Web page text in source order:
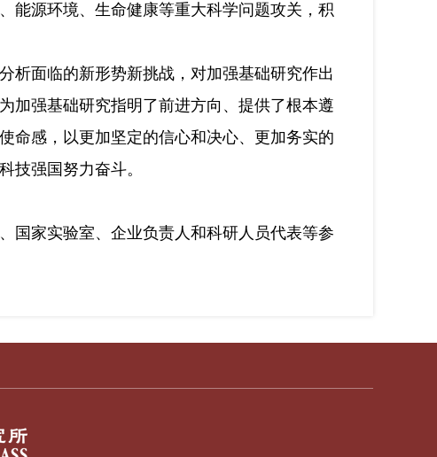
源环境、生命健康等重大科学问题攻关，积
面临的新形势新挑战，对加强基础研究作出
加强基础研究指明了前进方向、提供了根本遵
命感，以更加坚定的信心和决心、更加务实的
技强国努力奋斗。
家实验室、企业负责人和科研人员代表等参